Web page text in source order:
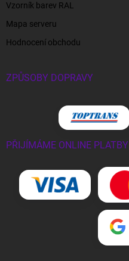
Vzorník barev RAL
Mapa serveru
Hodnocení obchodu
ZPŮSOBY DOPRAVY
PŘIJÍMÁME ONLINE PLATBY